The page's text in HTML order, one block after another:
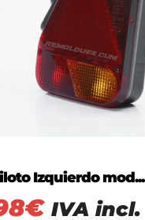
Izquierdo mod...
€ IVA incl.